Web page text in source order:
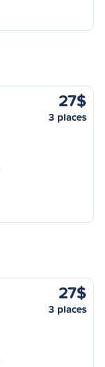
27$
3 places
27$
3 places